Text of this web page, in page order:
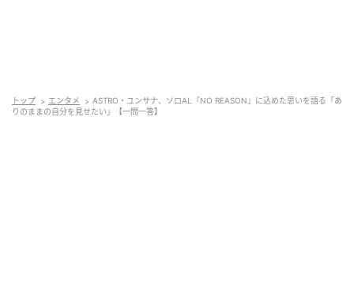
タイトル曲『IDK ME』は、「I don’t know me」とい
トップ エンタメ
ASTRO・ユンサナ、ソロAL『NO REASON』に込めた思いを語る「あ
りのままの自分を見せたい」【一問一答】